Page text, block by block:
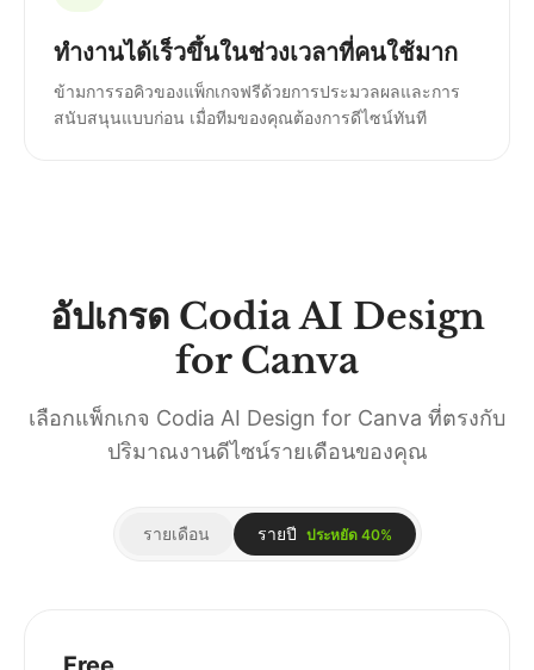
ทำงานได้เร็วขึ้นในช่วงเวลาที่คนใช้มาก
ข้ามการรอคิวของแพ็กเกจฟรีด้วยการประมวลผลและการ
สนับสนุนแบบก่อน เมื่อทีมของคุณต้องการดีไซน์ทันที
อัปเกรด Codia AI Design
for Canva
เลือกแพ็กเกจ Codia AI Design for Canva ที่ตรงกับ
ปริมาณงานดีไซน์รายเดือนของคุณ
รายเดือน รายปี ประหยัด 40%